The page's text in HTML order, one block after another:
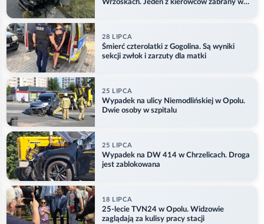
Wrzoskach. Jeden z kierowców zabrany w
28 LIPCA
Śmierć czterolatki z Gogolina. Są wyniki
sekcji zwłok i zarzuty dla matki
25 LIPCA
Wypadek na ulicy Niemodlińskiej w Opolu.
Dwie osoby w szpitalu
25 LIPCA
Wypadek na DW 414 w Chrzelicach. Droga
jest zablokowana
18 LIPCA
25-lecie TVN24 w Opolu. Widzowie
zaglądają za kulisy pracy stacji